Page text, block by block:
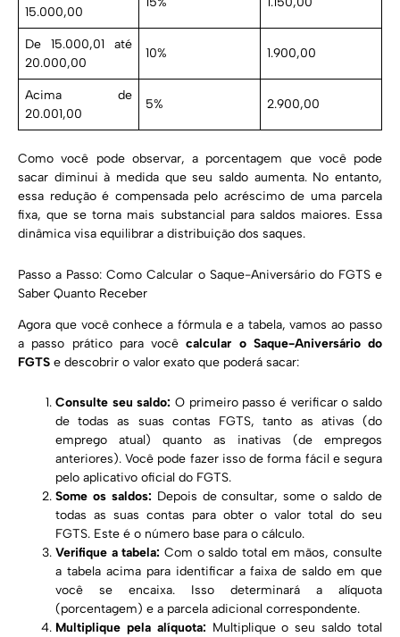
15.000,00
De 15.000,01 até
20.000,00
10% 1.900,00
Acima de
20.001,00
5% 2.900,00
Como você pode observar, a porcentagem que você pode
sacar diminui à medida que seu saldo aumenta. No entanto,
essa redução é compensada pelo acréscimo de uma parcela
fixa, que se torna mais substancial para saldos maiores. Essa
dinâmica visa equilibrar a distribuição dos saques.
Passo a Passo: Como Calcular o Saque-Aniversário do FGTS e
Saber Quanto Receber
Agora que você conhece a fórmula e a tabela, vamos ao passo
a passo prático para vocêcalcular o Saque-Aniversário do
FGTS e descobrir o valor exato que poderá sacar:
Consulte seu saldo: O primeiro passo é verificar o saldo
de todas as suas contas FGTS, tanto as ativas (do
emprego atual) quanto as inativas (de empregos
anteriores). Você pode fazer isso de forma fácil e segura
pelo aplicativo oficial do FGTS.
Some os saldos: Depois de consultar, some o saldo de
todas as suas contas para obter o valor total do seu
FGTS. Este é o número base para o cálculo.
Verifique a tabela: Com o saldo total em mãos, consulte
a tabela acima para identificar a faixa de saldo em que
você se encaixa. Isso determinará a alíquota
(porcentagem) e a parcela adicional correspondente.
Multiplique pela alíquota: Multiplique o seu saldo total